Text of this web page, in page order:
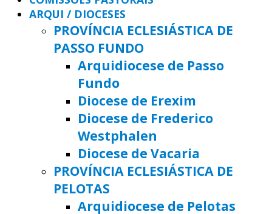
ARQUI / DIOCESES
PROVÍNCIA ECLESIÁSTICA DE
PASSO FUNDO
Arquidiocese de Passo
Fundo
Diocese de Erexim
Diocese de Frederico
Westphalen
Diocese de Vacaria
PROVÍNCIA ECLESIÁSTICA DE
PELOTAS
Arquidiocese de Pelotas